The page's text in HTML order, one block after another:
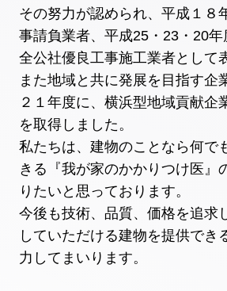
その努力が認められ、平成１８
事請負業者、平成25・23・20
全公社優良工事施工業者として
また地域と共に発展を目指す企
２１年度に、横浜型地域貢献企
を取得しました。
私たちは、建物のことなら何で
きる『我が家のかかりつけ医』
りたいと思っております。
今後も技術、品質、価格を追求
していただける建物を提供でき
力してまいります。